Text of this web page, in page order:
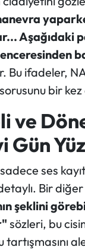
Aşağıdaki
Bu ifadeler,
bir
ve
Gün
ses
Bir
şeklini
sözleri, bu
tartışmasını